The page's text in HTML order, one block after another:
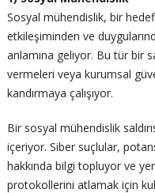
Sosyal mühendislik, bir
etkileşiminden ve
anlamına geliyor. Bu tür bir
vermeleri veya kurumsal
kandırmaya çalışıyor.
Bir sosyal mühendislik
içeriyor. Siber suçlular,
hakkında bilgi topluyor ve
protokollerini atlamak için